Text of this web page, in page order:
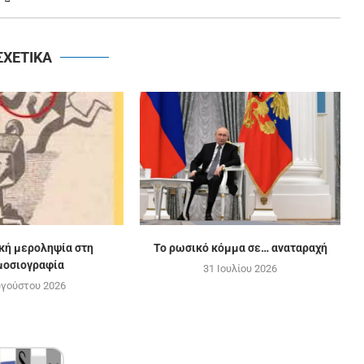
μεροληψία στη
2026
Το ρωσικό κόμμα σε… αναταραχή
31 Ιουλίου 2026